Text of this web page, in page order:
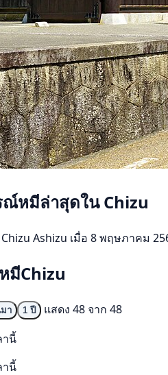
ณ์หมีล่าสุดใน Chizu
Ashizu เมื่อ 8 พฤษภาคม
มีChizu
า 1 ปี
แสดง 48 จาก 48
านี้
านี้